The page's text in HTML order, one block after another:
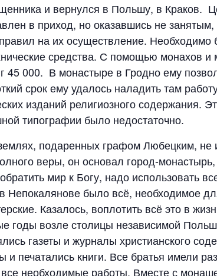
и вернулся в Польшу, в Краков.
в приход, но оказавшись не
на их осуществление.
средства. С помощью монахов
45 000. В монастыре в Гродно ему
срок ему удалось наладить там
изданий религиозного содержания.
типографии было недостаточно.
подаренных графом Любецким,
веры, он основал город-
мир к Богу, надо использовать
Непокалянове было всё, необходимое
Казалось, воплотить всё это в
годы возле столицы независимой
газеты и журналы христианского
печатались книги. Все братья имели
необходимые работы. Вместе с